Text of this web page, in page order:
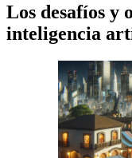
Los desafíos y
inteligencia